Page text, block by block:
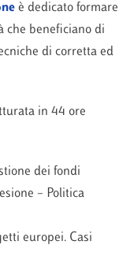
è dedicato formare
che beneficiano di
di corretta ed
in 44 ore
dei fondi
– Politica
europei. Casi